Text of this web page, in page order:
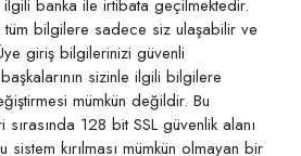
banka ile irtibata geçilmektedir.
bilgilere sadece siz ulaşabilir ve
giriş bilgilerinizi güvenli
sizinle ilgili bilgilere
mümkün değildir. Bu
128 bit SSL güvenlik alanı
kırılması mümkün olmayan bir